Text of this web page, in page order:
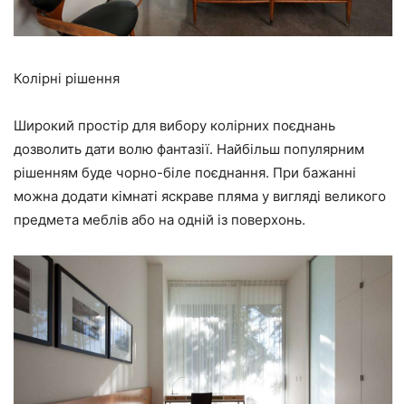
Колірні рішення
Широкий простір для вибору колірних поєднань
дозволить дати волю фантазії. Найбільш популярним
рішенням буде чорно-біле поєднання. При бажанні
можна додати кімнаті яскраве пляма у вигляді великого
предмета меблів або на одній із поверхонь.